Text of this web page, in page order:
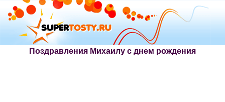
Поздравления Михаилу с днем рождения